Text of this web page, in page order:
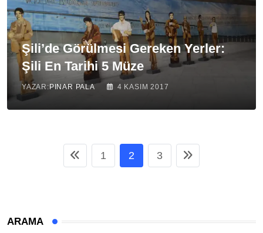
Şili’de Görülmesi Gereken Yerler:
Şili En Tarihi 5 Müze
YAZAR: PINAR PALA 4 KASIM 2017
1 2 3
ARAMA